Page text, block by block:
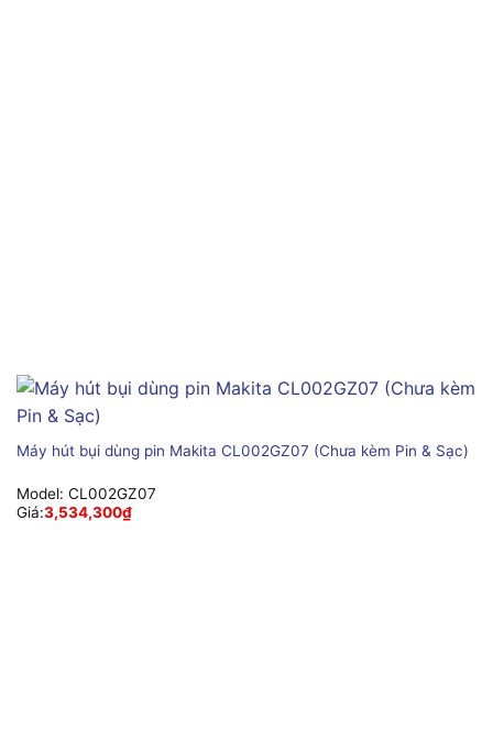
Máy hút bụi dùng pin Makita CL002GZ07 (Chưa kèm Pin & Sạc)
Model: CL002GZ07
Giá:3,534,300₫